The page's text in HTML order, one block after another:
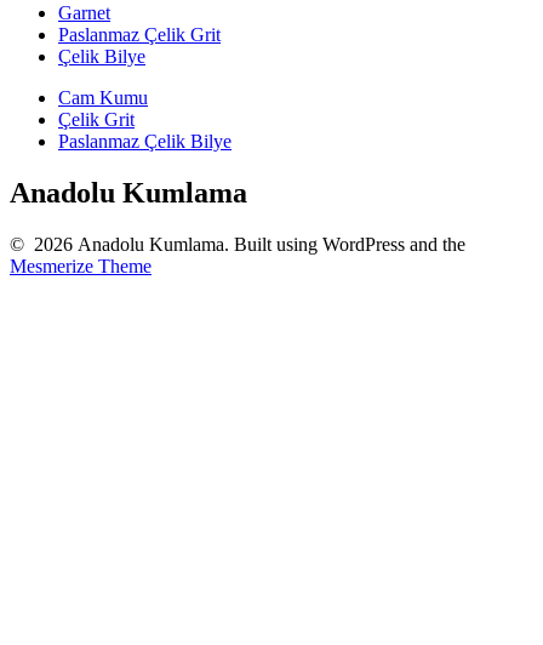
Garnet
Paslanmaz Çelik Grit
Çelik Bilye
Cam Kumu
Çelik Grit
Paslanmaz Çelik Bilye
Anadolu Kumlama
© 2026 Anadolu Kumlama. Built using WordPress and the
Mesmerize Theme